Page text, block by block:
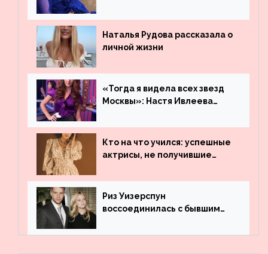
Наталья Рудова рассказала о
личной жизни
«Тогда я видела всех звезд
Москвы»: Настя Ивлеева
популярности и выложила
архивные фото
Кто на что учился: успешные
актрисы, не получившие
Риз Уизерспун
воссоединилась с бывшим